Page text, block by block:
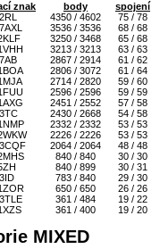
znak body
spojení
4350 / 4602
75 / 78
3536 / 3536
68 / 68
3250 / 3468
65 / 68
3213 / 3213
63 / 63
2867 / 2914
61 / 62
2806 / 3072
61 / 64
2714 / 2820
59 / 60
2596 / 2596
59 / 59
2451 / 2552
57 / 58
2430 / 2668
54 / 58
2332 / 2332
53 / 53
2226 / 2226
53 / 53
2064 / 2064
48 / 48
840 / 840
30 / 30
840 / 899
30 / 31
783 / 840
29 / 30
650 / 650
26 / 26
361 / 484
19 / 22
361 / 400 19 / 20
MIXED